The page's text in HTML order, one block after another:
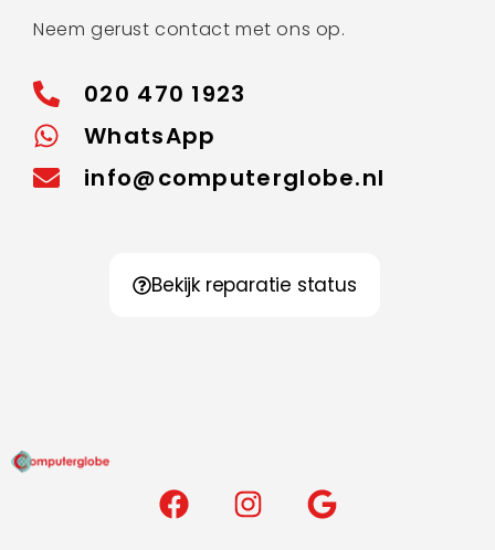
Neem gerust contact met ons op.
020 470 1923
WhatsApp
info@computerglobe.nl
Bekijk reparatie status